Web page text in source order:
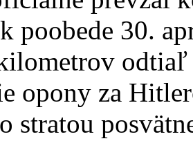
poobede 30.
odtiaľ
opony za
stratou